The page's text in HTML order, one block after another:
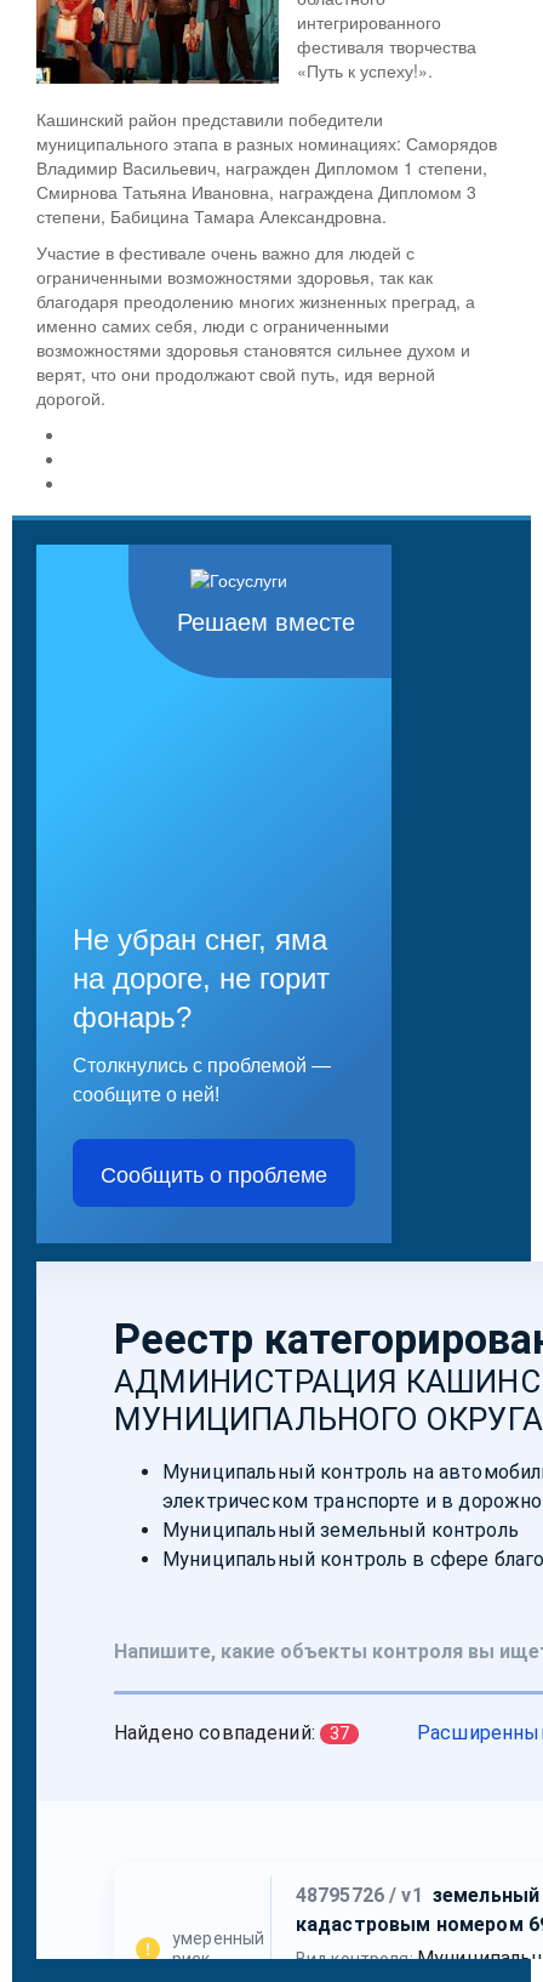
интегрированного
фестиваля творчества
«Путь к успеху!».
Кашинский район представили победители
муниципального этапа в разных номинациях: Саморядов
Владимир Васильевич, награжден Дипломом 1 степени,
Смирнова Татьяна Ивановна, награждена Дипломом 3
степени, Бабицина Тамара Александровна.
Участие в фестивале очень важно для людей с
ограниченными возможностями здоровья, так как
благодаря преодолению многих жизненных преград, а
именно самих себя, люди с ограниченными
возможностями здоровья становятся сильнее духом и
верят, что они продолжают свой путь, идя верной
дорогой.
Решаем вместе
Не убран снег, яма
на дороге, не горит
фонарь?
Столкнулись с проблемой —
сообщите о ней!
Сообщить о проблеме